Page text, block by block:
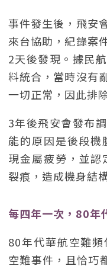
事件發生後，飛安
來台協助，紀錄案
2天後發現。據民
料統合，當時沒有
一切正常，因此排
3年後飛安會發布
能的原因是後段機
現金屬疲勞，並
裂痕，造成機身結
每四年一次，80年
80年代華航空難
空難事件，且恰巧